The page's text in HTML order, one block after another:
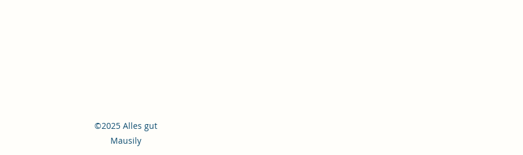
©2025 Alles gut
Mausily